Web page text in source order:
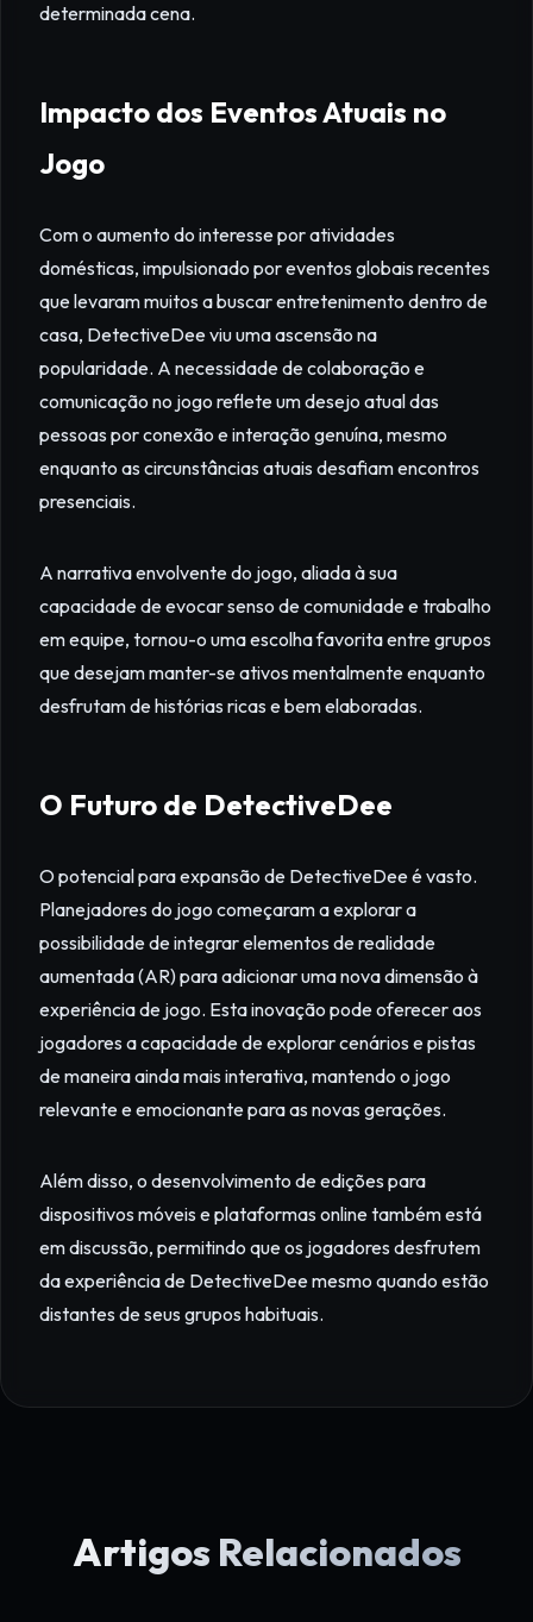
determinada cena.
Impacto dos Eventos Atuais no
Jogo
Com o aumento do interesse por atividades
domésticas, impulsionado por eventos globais recentes
que levaram muitos a buscar entretenimento dentro de
casa, DetectiveDee viu uma ascensão na
popularidade. A necessidade de colaboração e
comunicação no jogo reflete um desejo atual das
pessoas por conexão e interação genuína, mesmo
enquanto as circunstâncias atuais desafiam encontros
presenciais.
A narrativa envolvente do jogo, aliada à sua
capacidade de evocar senso de comunidade e trabalho
em equipe, tornou-o uma escolha favorita entre grupos
que desejam manter-se ativos mentalmente enquanto
desfrutam de histórias ricas e bem elaboradas.
O Futuro de DetectiveDee
O potencial para expansão de DetectiveDee é vasto.
Planejadores do jogo começaram a explorar a
possibilidade de integrar elementos de realidade
aumentada (AR) para adicionar uma nova dimensão à
experiência de jogo. Esta inovação pode oferecer aos
jogadores a capacidade de explorar cenários e pistas
de maneira ainda mais interativa, mantendo o jogo
relevante e emocionante para as novas gerações.
Além disso, o desenvolvimento de edições para
dispositivos móveis e plataformas online também está
em discussão, permitindo que os jogadores desfrutem
da experiência de DetectiveDee mesmo quando estão
distantes de seus grupos habituais.
Artigos Relacionados